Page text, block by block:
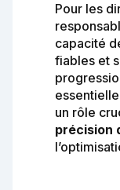
Pour les
capacité
fiables et
un rôle
précision